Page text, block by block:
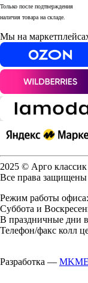
Только после подтверждения
наличия товара на складе.
Мы на
2025 © Арго классик
Все права защищены
Режим работы
Суббота и
В праздничные дни
Телефон/факс колл
Разработка —